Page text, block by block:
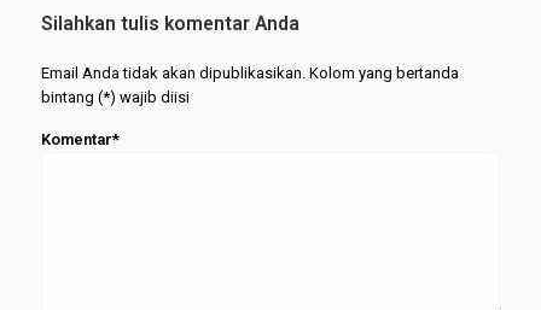
Periode
2026
Silahkan tulis komentar Anda
Email Anda tidak akan dipublikasikan. Kolom yang bertanda
bintang (*) wajib diisi
Komentar*